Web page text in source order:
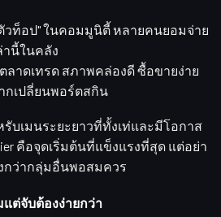
ท็อป" ในคอมมูนิตี้หลายคนยอมจ่าย
านี้ในคลัง
ลาดเทรด สภาพคล่องดี ซื้อขายง่าย
กเปลี่ยนพอร์ตสกิน
บเมนระยะยาวที่ทั้งเท่และมีโอกาส
คือจุดเริ่มต้นที่แข็งแรงที่สุด แต่อย่า
กว่ากลุ่มอื่นพอสมควร
แต่จับต้องง่ายกว่า